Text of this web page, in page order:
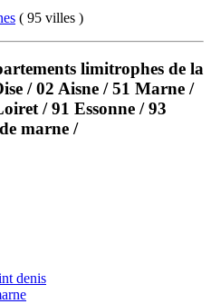
( 95 villes )
limitrophes de la
/ 02 Aisne / 51 Marne /
/ 91 Essonne / 93
marne /
denis